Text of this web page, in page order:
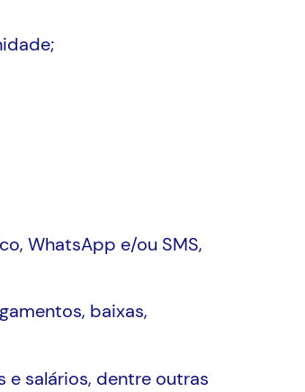
WhatsApp e/ou SMS,
baixas,
e salários, dentre outras